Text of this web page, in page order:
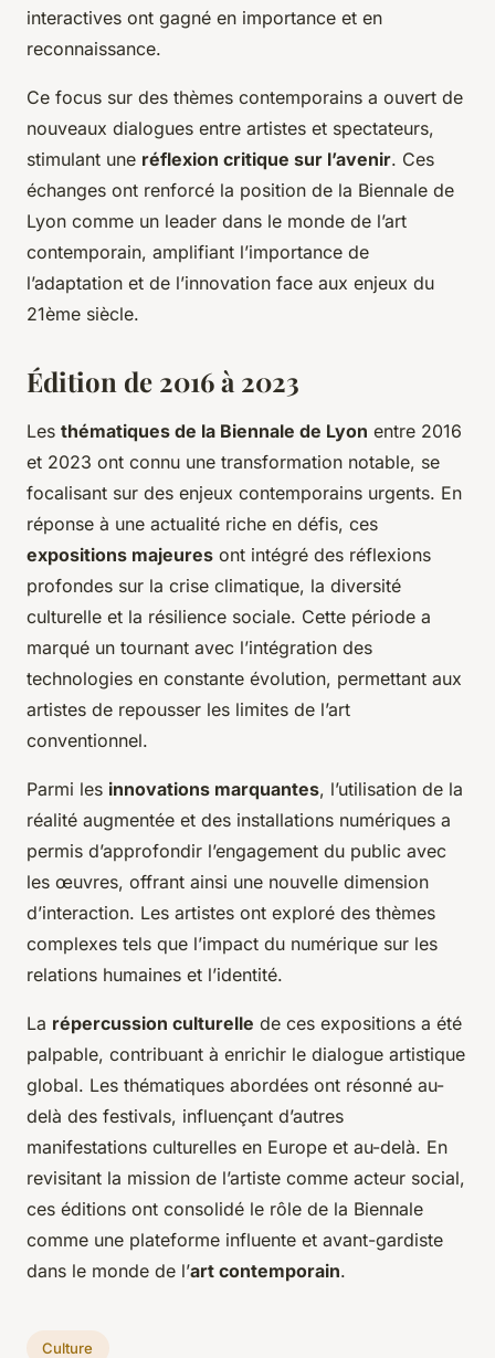
interactives ont gagné en importance et en
reconnaissance.
Ce focus sur des thèmes contemporains a ouvert de
nouveaux dialogues entre artistes et spectateurs,
stimulant une réflexion critique sur l’avenir. Ces
échanges ont renforcé la position de la Biennale de
Lyon comme un leader dans le monde de l’art
contemporain, amplifiant l’importance de
l’adaptation et de l’innovation face aux enjeux du
21ème siècle.
Édition de 2016 à 2023
Les thématiques de la Biennale de Lyon entre 2016
et 2023 ont connu une transformation notable, se
focalisant sur des enjeux contemporains urgents. En
réponse à une actualité riche en défis, ces
expositions majeures ont intégré des réflexions
profondes sur la crise climatique, la diversité
culturelle et la résilience sociale. Cette période a
marqué un tournant avec l’intégration des
technologies en constante évolution, permettant aux
artistes de repousser les limites de l’art
conventionnel.
Parmi les innovations marquantes, l’utilisation de la
réalité augmentée et des installations numériques a
permis d’approfondir l’engagement du public avec
les œuvres, offrant ainsi une nouvelle dimension
d’interaction. Les artistes ont exploré des thèmes
complexes tels que l’impact du numérique sur les
relations humaines et l’identité.
La répercussion culturelle de ces expositions a été
palpable, contribuant à enrichir le dialogue artistique
global. Les thématiques abordées ont résonné au-
delà des festivals, influençant d’autres
manifestations culturelles en Europe et au-delà. En
revisitant la mission de l’artiste comme acteur social,
ces éditions ont consolidé le rôle de la Biennale
comme une plateforme influente et avant-gardiste
dans le monde de l’art contemporain.
Culture